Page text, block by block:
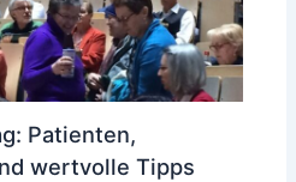
Patienten,
wertvolle Tipps